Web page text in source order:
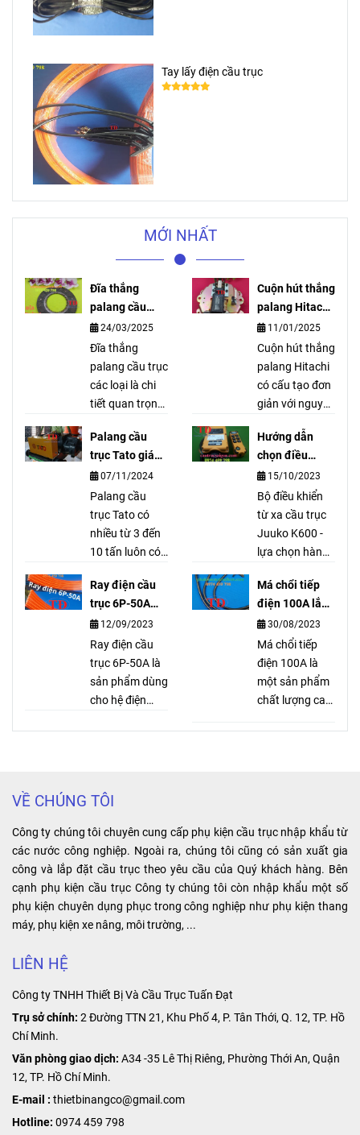
Tay lấy điện cầu trục
MỚI NHẤT
Đĩa thắng
palang cầu
trục các loại
24/03/2025
Đĩa thắng
palang cầu trục
các loại là chi
tiết quan trọng
thắng của
palang cầu
trục, của các
hãng như là
LGM, Sungdo,
KG, Mitsu,
Hyunhdai,
MENDEN,
BRIMA, KENBO,
DOSU, …
Cuộn hút thắng
palang Hitachi
là gì?
11/01/2025
Cuộn hút thắng
palang Hitachi
có cấu tạo đơn
giản với nguyên
thép và từ
trường. Sản
phẩm được sản
xuất theo công
nghệ tiên tiến
nên rất bền
trong quá trình
Palang cầu
trục Tato giá
tốt nhất
07/11/2024
Palang cầu
trục Tato có
nhiều từ 3 đến
10 tấn luôn có
cầu trục Tato
cầu trục Tato là
thương hiệu nổi
tiếng và được
khách hàng
đánh giá cao về
mặt chất
Hướng dẫn
chọn điều
khiển từ xa
K600
15/10/2023
Bộ điều khiển
từ xa cầu trục
Juuko K600 -
lựa chọn hàng
động cầu trục.
Linh hoạt, an
toàn và hiệu
quả, mang lại
lợi ích và tiện
ích cho người
sử dụng.
Ray điện cầu
trục 6P-50A
dùng cho hệ
điện gì?
12/09/2023
Ray điện cầu
trục 6P-50A là
sản phẩm dùng
cho hệ điện
phẩm mang lại
bền, tin cậy và
hiệu suất cao.
Má chổi tiếp
điện 100A lắp
như thế nào?
30/08/2023
Má chổi tiếp
điện 100A là
một sản phẩm
chất lượng cao,
cao hiệu suất
làm việc và kéo
dài tuổi thọ của
máy móc.
VỀ CHÚNG TÔI
Công ty chúng tôi chuyên cung cấp phụ kiện cầu trục nhập khẩu từ
các nước công nghiệp. Ngoài ra, chúng tôi cũng có sản xuất gia
công và lắp đặt cầu trục theo yêu cầu của Quý khách hàng. Bên
cạnh phụ kiện cầu trục Công ty chúng tôi còn nhập khẩu một số
phụ kiện chuyên dụng phục trong công nghiệp như phụ kiện thang
máy, phụ kiện xe nâng, môi trường, ...
LIÊN HỆ
Công ty TNHH Thiết Bị Và Cầu Trục Tuấn Đạt
Trụ sở chính: 2 Đường TTN 21, Khu Phố 4, P. Tân Thới, Q. 12, TP. Hồ
Chí Minh.
Văn phòng giao dịch: A34 -35 Lê Thị Riêng, Phường Thới An, Quận
12, TP. Hồ Chí Minh.
E-mail : thietbinangco@gmail.com
Hotline: 0974 459 798